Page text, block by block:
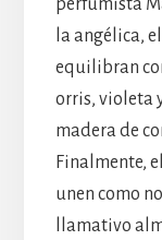
perfumista
la angélica,
equilibran
orris, violeta
madera de
Finalmente,
unen como
llamativo